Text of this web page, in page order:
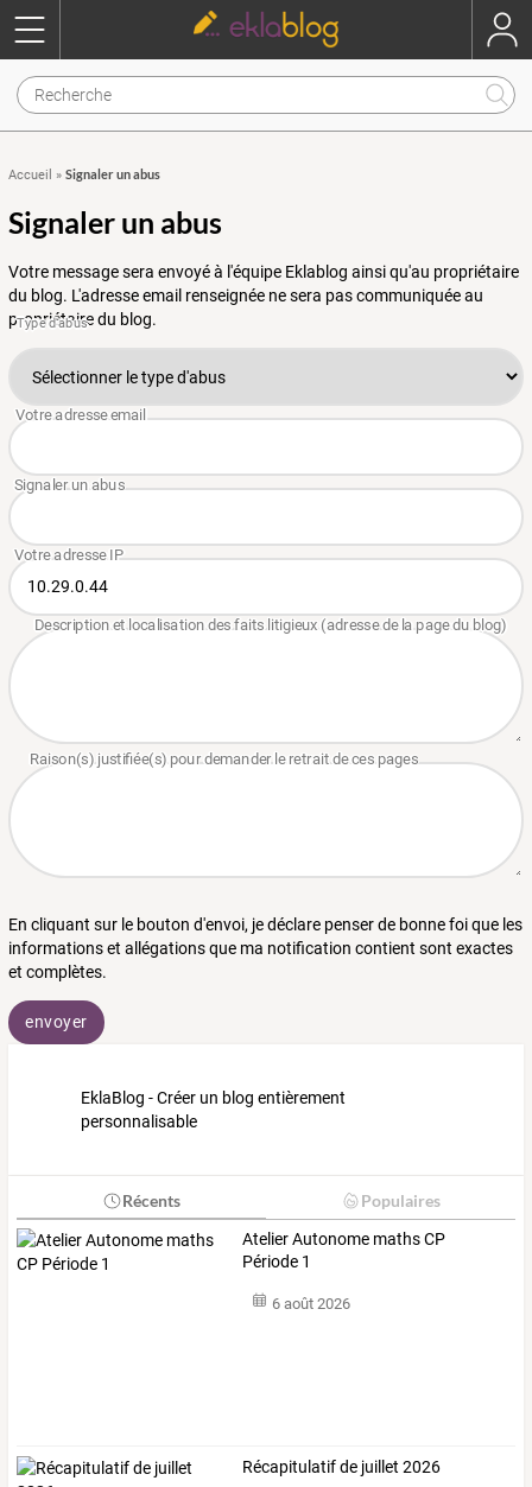
Accueil » Signaler un abus
Signaler un abus
Votre message sera envoyé à l'équipe Eklablog ainsi qu'au propriétaire
du blog. L'adresse email renseignée ne sera pas communiquée au
propriétaire du blog.
En cliquant sur le bouton d'envoi, je déclare penser de bonne foi que les
informations et allégations que ma notification contient sont exactes
et complètes.
envoyer
EklaBlog - Créer un blog entièrement
personnalisable
Récents Populaires
Atelier Autonome maths CP
Période 1
6 août 2026
Récapitulatif de juillet 2026